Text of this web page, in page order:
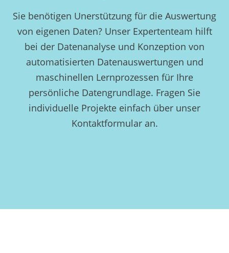
Sie benötigen Unerstützung für die Auswertung
von eigenen Daten? Unser Expertenteam hilft
bei der Datenanalyse und Konzeption von
automatisierten Datenauswertungen und
maschinellen Lernprozessen für Ihre
persönliche Datengrundlage. Fragen Sie
individuelle Projekte einfach über unser
Kontaktformular an.